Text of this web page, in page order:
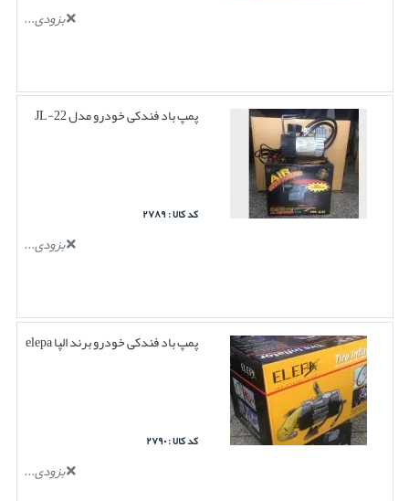
بزودی...
پمپ باد فندکی خودرو مدل JL-22
کد کالا : ۲۷۸۹
بزودی...
پمپ باد فندکی خودرو برند الپا elepa
کد کالا : ۲۷۹۰
بزودی...